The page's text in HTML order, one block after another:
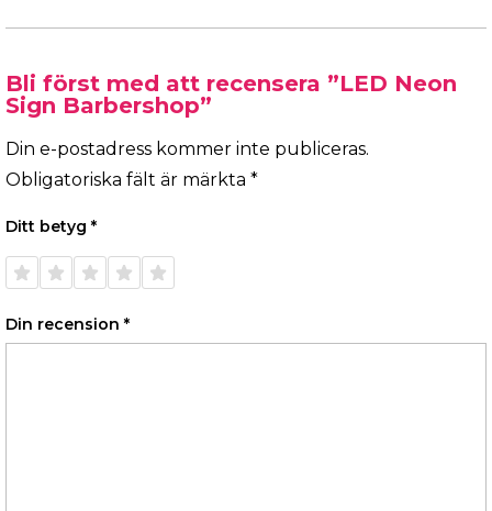
Bli först med att recensera ”LED Neon
Sign Barbershop”
Din e-postadress kommer inte publiceras.
Obligatoriska fält är märkta *
Ditt betyg *
1 av 5
stjärnor
2 av 5
stjärnor
3 av 5
stjärnor
4 av 5
stjärnor
5 av 5
stjärnor
Din recension *